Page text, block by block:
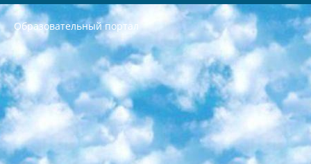
Образовательный портал
РЕСПУБЛИКА УЗБЕКИСТАН МИНИСТРЕРСТВО ДОШКОЛЬНОГО И ШКОЛЬНОГО ОБРАЗОВАНИЯ КОМАНДА в общеобразовательных учреждениях в 2023-2024 учебном году организация и проведение итоговой государственной аттестации обучающихся о Министра дошкольного и школьного образования Республики Узбекистан от 4 марта 2008 года (постановлением Минюста от 20 марта 2008 года № 1778 государственной регистрации) «Итоговое состояние учащихся общего среднего образования на основании положения об утверждении положения об аттестации общего среднего образования выпускной экзамен студентов в образовательных учреждениях в 2023-2024 учебном году В целях организации и прохождения аттестации приказываю: 1. Следующее: перечень предметов, по которым будет проводиться итоговая государственная аттестация и экзамен формы перевода согласно приложению 1; сертификаты международного образца, оценивающие уровень владения иностранными языками перечень согласно приложению 2; 2. Педагогический при специализированных образовательных учреждениях. научно-практический центр квалификации и международной оценки (Д.Давидова) 2024 г. До 25 марта: задания по предметам, по которым будет проводиться итоговая аттестация разработка и утверждение технических условий; итоговая аттестация на основании разработанного предметного задания разработка вопросов по предметам (устно и письменно), экзамен передача; общеобразовательные средние школы и специальные учебные заведения учащиеся выпускных классов школ и интернатов в агентской системе подготовка базы данных экзаменационных материалов и критериев оценки; перевод базы экзаменационных материалов на все языки обучения подать в Республиканский образовательный центр для изготовления; варианты экзаменов на основе разработанных контрольных материалов пусть будут поставлены задачи формирования. 3. Республиканский образовательный центр (Ш.Худайкулов) до 5 апреля 2024 года. до: база данных предоставленных экзаменационных материалов на все языки обучения перевод и экспертиза; для слепых, слабовидящих, глухих, слабослышащих и умственно отсталых детей учащиеся выпускных классов специализированных школ и школ-интернатов база данных экзаменационных материалов на всех преподаваемых языках подготовка критериев оценки; специализированные школы для умственно отсталых детей и технологии для учащихся выпускных классов школ-интернатов разработка соответствующих рекомендаций и критериев проведения ЕГЭ по естествознанию давать задания. 4. Педагогический при специализированных образовательных учреждениях. Научно-практический центр навыков и международной оценки (Д.Давидова), Республика образовательный центр (Худайкулов Ш.) итоговый государственный аттестационный экзамен ориентирован на творческое и логическое мышление при подготовке базы материалов учитывать введение заданий. 5. Следует отметить, что: сертификат государственного образца о знании общеобразовательного предмета и как минимум национальный уровень B1 по предметам на иностранных языках, указанным в Приложении 2. или международно признанный сертификат эквивалентного уровня студенты, изучающие определенный предмет, освобождаются от экзамена; по соответствующим предметам запланирована итоговая государственная аттестация за день до дня, путем жеребьевки Рабочей группой (в письменной форме по предметам, проводимым в форме) из числа сформированных вариантов выбрано 2 варианта; 2 выбранных варианта экзамена анонсированы на официальном сайте министерства и все выпускники по всей стране на основе этих вариантов проводит итоговую государственную аттестацию. 6. Государственное образование учащихся средних общеобразовательных учреждений. знания в соответствии с квалификационными требованиями, которые необходимо приобрести на основании стандартов итоговый (выпускной) контроль для 9 и 11 классов в целях тестирования Экзамены (далее – экзамены) состоят из предметов, перечисленных в приложении 1. будет сделано. 7. Экзамены пройдут с 26 мая по 15 июня 2024 г. (кроме науки физического воспитания). 8. Физическая для учащихся 9 классов общесредних образовательных учреждений. Экзамены по предмету «Образование, квалификация медицина» 1-6 мая 2024 года. сотрудники перевести под присмотр (с отклонениями в физическом или умственном развитии) специализированная школа для детей, школы-интернаты и со сколиозом школы-интернаты санаторного типа для больных детей исключены). 9. Он был слепым, слабовидящим и имел нарушения опорно-двигательного аппарата. экзамены в специализированных школах и интернатах для детей должны проводиться исходя из требований, предъявляемых к общеобразовательным учреждениям (физкультура кроме науки). 10. Специализированная школа для глухих и слабослышащих детей. и экзамены в интернатах и быть реализован в виде письменного теста по математике. 11. Специальность для умственно отсталых детей. Для 9 класса Родной язык и литературное письмо Государственный язык (язык обучения – узбекский). для неклассов) написано Математическое письмо Письменная/устная история Узбекистана Физическое воспитание практично Итоговый контроль Для 11 класса Написание родного языка и литературы (эссе) Математическое письмо Узбекский язык (обучение на узбекском языке) не посещающее общее среднее образование для учреждений)/Образовательное учреждение выбор письменный и устный Иностранный язык письменный/устный Письменная/устная история Узбекистана *По выбору студента:  Химия  Физика  Основы государственного права  География 10 бесплатных образовательных ресурсов - Мы составили подборку онлайн-проектов с интерактивными упражнениями, видеолекциями и статьями. Они помогут вам обрести новые и освежить старые знания бесплатно. 1. «ИНТУИТ» Старейшая образовательная площадка Рунета. Здесь вы найдёте сотни текстовых и видеокурсов на десятки различных тем — от программирования до психологии. Многие курсы подготовлены российскими университетами и крупными международными компаниями вроде Intel и Microsoft. Самостоятельное обучение бесплатное, но желающие могут оплатить услуги персональных наставников. 2. «Смартия» знакомит с актуальными профессиями и подсказывает, как им обучаться. Выбрав заинтересовавшую вас специальность — SMM-специалист, фотограф, веб-дизайнер или другую, — увидите список необходимых для неё умений. Чтобы вы могли освоить их самостоятельно, для каждого умения площадка отображает подборку ссылок на учебные материалы. Хотя «Смартия» ориентируется на русскоязычную аудиторию, часть контента всё же доступна только на английском. 3. «Лекторий Физтеха» Проект Московского физико-технического института (Физтеха). С его помощью вы можете смотреть онлайн серии лекций, записанные на видео в этом вузе. В числе доступных предметов — физика, биология, химия, информационные технологии и другие. К некоторым лекциям администрация ресурса прилагает готовые конспекты, которые можно скачивать в PDF-формате. 4. ITMOcourses Онлайн-площадка Санкт-Петербургского национального исследовательского университета информационных технологий, механики и оптики (ИТМО). Ресурс предоставляет свободный доступ к курсам, разработанным в этом вузе. Каталог материалов разбит на четыре категории: «Оптические системы и технологии», «Приборостроение и робототехника», «Информационные технологии» и «Биотехнологии». Курсы состоят из видеолекций, интерактивных демонстраций и заданий. 5. «КиберЛенинка» Электронная научная библиотека открытого доступа. Каталог площадки регулярно обрастает текстами статей из различных научных изданий. Сгруппированные по журналам и рубрикам публикации можно читать онлайн или скачивать целиком в PDF-формате. Проект нацелен на популяризацию науки за счёт открытого доступа к качественной информации. 6. «ПостНаука» На этом ресурсе публикуют подборки видеолекций, составленные экспертами из разных отраслей и объединённые общими темами. Среди них, к примеру, есть серии «Биоинформатика и геномика», «Культура средневековой Скандинавии» и Cinema Studies о теории кино. Каждая подборка лекций — логически связанная история, рассказанная экспертом от первого лица. Кроме того, на сайте появляются научно-образовательные статьи и тесты на разные темы. 7. «Newочём» Команда проекта «Newочём» отбирает самые интересные тексты из англоязычных СМИ и переводит те из них, за которые голосуют участники сообщества «ВКонтакте». По большей части это научно-популярные статьи. Редакторы придумывают лишь заголовки, в остальном содержание переводов соответствует оригиналам. Полные тексты можно читать прямо в социальной сети. 8. InternetUrok Онлайн-база материалов по основным дисциплинам школьной программы. Информация на сайте структурирована по классам, предметам и темам (урокам). Каждый урок состоит из видеолекций и конспектов. Есть также интерактивные тренажёры и тесты для закрепления пройденного материала. Даже если вы давно окончили школу, возможность повторить программу старших классов всегда может пригодиться. 9. Edutainme Ещё один ресурс об образовании. В отличие от Newtonew, как мне кажется, Edutainme больше ориентируется на представителей индустрии: педагогов, предпринимателей, разработчиков образовательных проектов. Но и любой, кто просто стремится к саморазвитию, найдёт на сайте много полезного и интересного для себя. Например, информацию о новых курсах и образовательных сервисах. 10. Newtonew Онлайн-медиа об образовании и обучении в широком смысле. Авторы Newtonew пишут об инструментах, заведениях, тактиках и стратегиях, которые помогают учить других и получать новые знания самостоятельно. На этой площадке вы найдёте новости, обзоры, аналитические мат